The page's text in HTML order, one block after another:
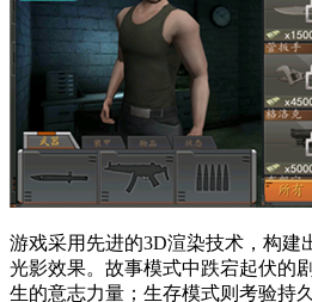
游戏采用先进的3D渲染技术，构建
光影效果。故事模式中跌宕起伏的
生的意志力量；生存模式则考验持